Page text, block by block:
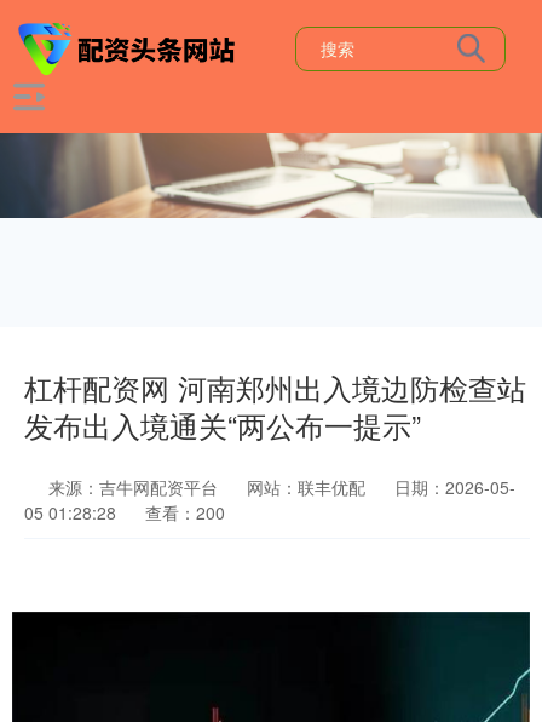
杠杆配资网 河南郑州出入境边防检查站
发布出入境通关“两公布一提示”
来源：吉牛网配资平台 网站：联丰优配
日期：2026-05-
05 01:28:28
查看：200